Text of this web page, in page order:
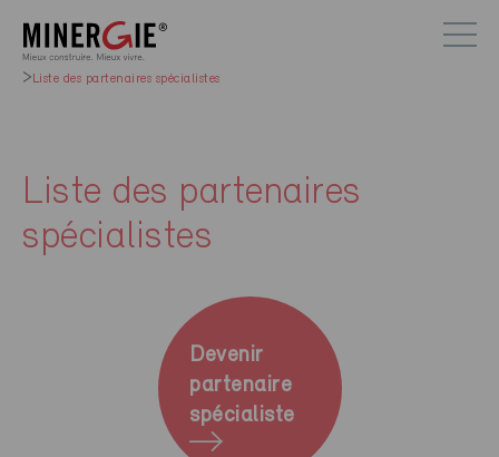
Liste des partenaires spécialistes
Liste des partenaires
spécialistes
Devenir
partenaire
spécialiste